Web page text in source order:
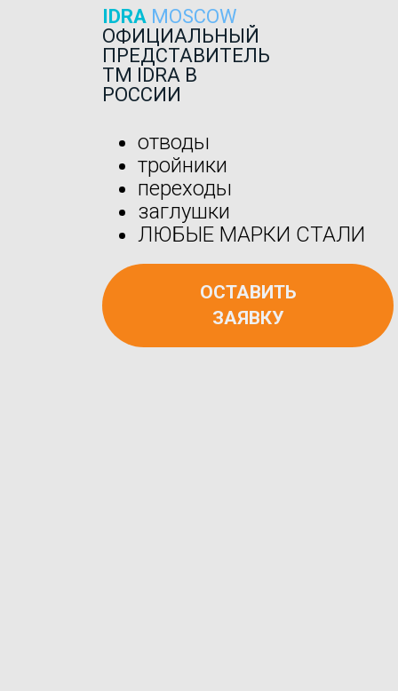
IDRA MOSCOW
ОФИЦИАЛЬНЫЙ
ПРЕДСТАВИТЕЛЬ
ТМ IDRA В
РОССИИ
отводы
тройники
переходы
заглушки
ЛЮБЫЕ МАРКИ СТАЛИ
ОСТАВИТЬ
ЗАЯВКУ